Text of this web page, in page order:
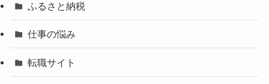
ふるさと納税
仕事の悩み
転職サイト